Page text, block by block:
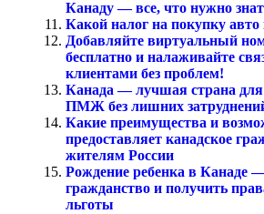
Канаду — все, что нужно
Какой налог на покупку авто
Добавляйте виртуальный
бесплатно и налаживайте
клиентами без проблем!
Канада — лучшая страна
ПМЖ без лишних
Какие преимущества и
предоставляет канадское
жителям России
Рождение ребенка в Канаде
гражданство и получить
льготы